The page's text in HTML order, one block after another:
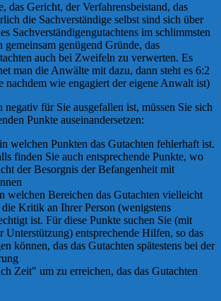
das Gericht, der Verfahrensbeistand, das
die Sachverständige selbst sind sich über
Sachverständigengutachtens im schlimmsten
genügend Gründe, das
auch bei Zweifeln zu verwerten. Es
man die Anwälte mit dazu, dann steht es 6:2
nachdem wie engagiert der eigene Anwalt ist)
negativ für Sie ausgefallen ist, müssen Sie sich
Punkte auseinandersetzen:
welchen Punkten das Gutachten fehlerhaft ist.
finden Sie auch entsprechende Punkte, wo
der Besorgnis der Befangenheit mit
welchen Bereichen das Gutachten vielleicht
Kritik an Ihrer Person (wenigstens
ist. Für diese Punkte suchen Sie (mit
Unterstützung) entsprechende Hilfen, so das
können, das das Gutachten spätestens bei der
Zeit" um zu erreichen, das das Gutachten